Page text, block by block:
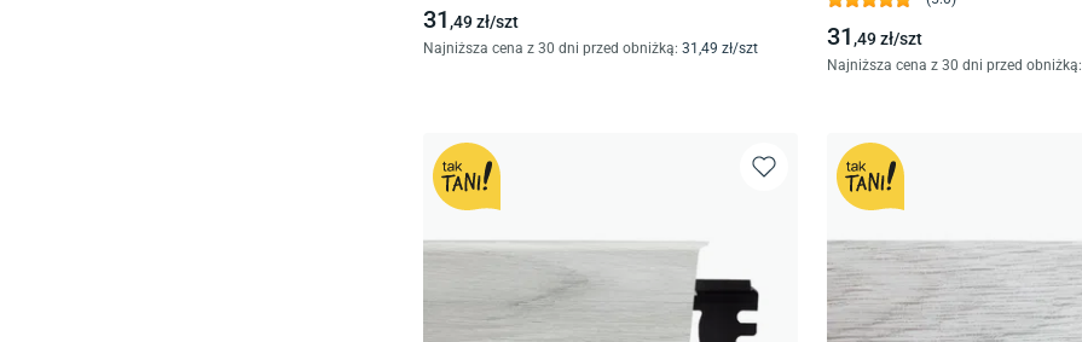
31 ,49zł/szt
Najniższa cena z 30 dni przed obniżką: 31 ,49 zł/szt 31 ,49zł/szt
Najniższa cena z 30 dni przed obniżką: